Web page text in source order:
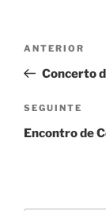
artigos
Conteúdo
anterior
ANTERIOR
Concerto
Conteúdo
seguinte
SEGUINTE
Encontro de